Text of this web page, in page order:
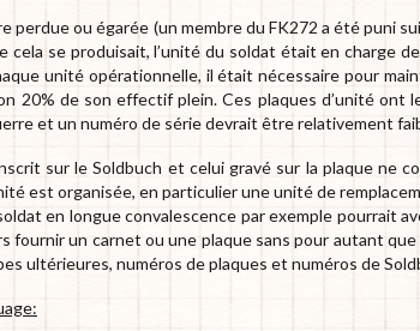
perdue ou égarée (un membre du FK272 a été puni
cela se produisait, l’unité du soldat était en charge
unité opérationnelle, il était nécessaire pour
20% de son effectif plein. Ces plaques d’unité
et un numéro de série devrait être relativement
sur le Soldbuch et celui gravé sur la plaque ne
est organisée, en particulier une unité de
en longue convalescence par exemple pourrait
fournir un carnet ou une plaque sans pour autant
ultérieures, numéros de plaques et numéros de